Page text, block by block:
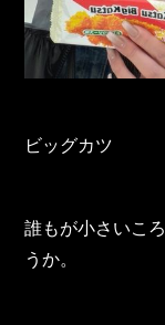
TOHO Holdings
World Parts Co., Ltd.
ビッグカツ
誰もが小さいこ
うか。